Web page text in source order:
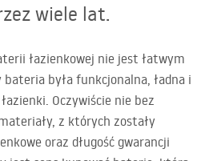
wiele lat.
łazienkowej nie jest łatwym
była funkcjonalna, ładna i
Oczywiście nie bez
z których zostały
oraz długość gwarancji